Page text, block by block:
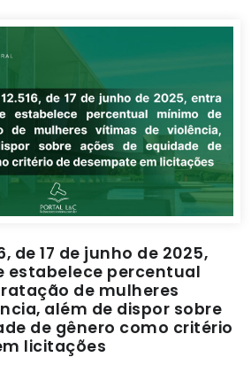
de 17 de junho de 2025,
estabelece percentual
de mulheres
além de dispor sobre
de gênero como critério
licitações